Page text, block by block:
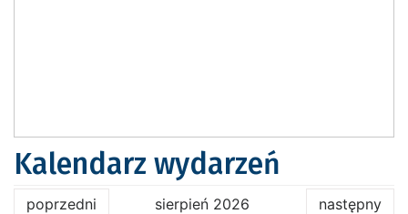
Kalendarz wydarzeń
poprzedni sierpień 2026 następny